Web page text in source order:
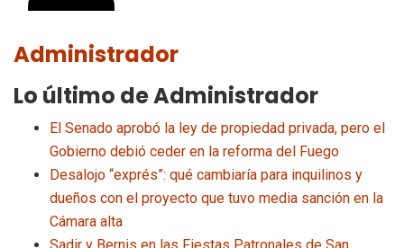
Administrador
Lo último de Administrador
El Senado aprobó la ley de propiedad privada, pero el
Gobierno debió ceder en la reforma del Fuego
Desalojo “exprés”: qué cambiaría para inquilinos y
dueños con el proyecto que tuvo media sanción en la
Cámara alta